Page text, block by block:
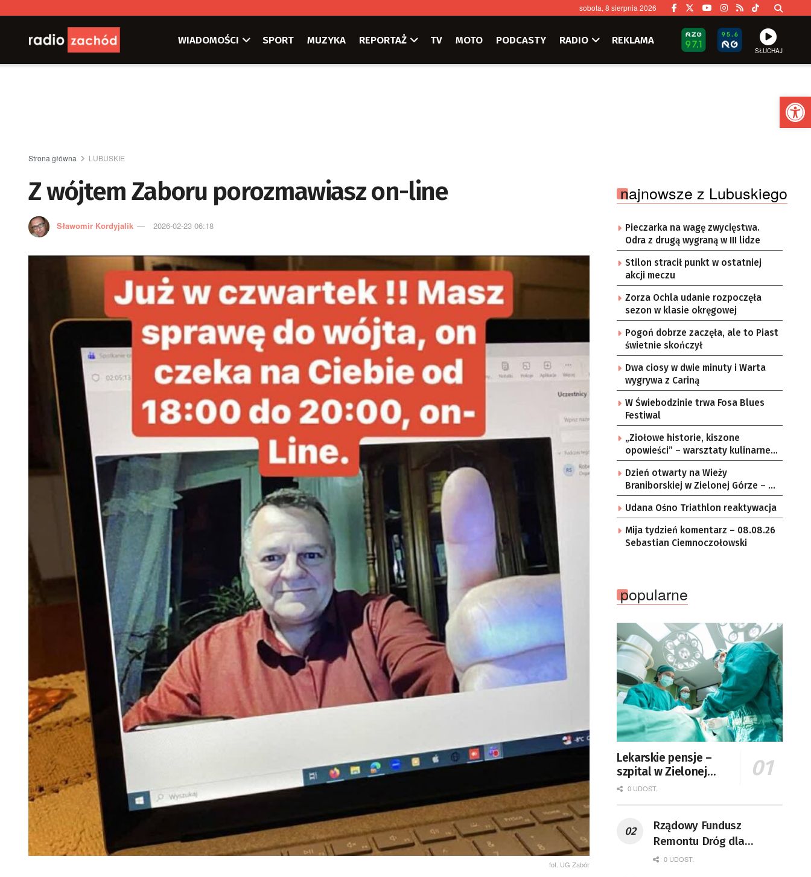
sobota, 8 sierpnia 2026
WIADOMOŚCI SPORT MUZYKA REPORTAŻ TV MOTO PODCASTY RADIO REKLAMA
SŁUCHAJ
Strona główna LUBUSKIE
Z wójtem Zaboru porozmawiasz on-line
Sławomir Kordyjalik 2026-02-23 06:18
fot. UG Zabór
najnowsze z Lubuskiego
Pieczarka na wagę zwycięstwa.
Odra z drugą wygraną w III lidze
Stilon stracił punkt w ostatniej
akcji meczu
Zorza Ochla udanie rozpoczęła
sezon w klasie okręgowej
Pogoń dobrze zaczęła, ale to Piast
świetnie skończył
Dwa ciosy w dwie minuty i Warta
wygrywa z Cariną
W Świebodzinie trwa Fosa Blues
Festiwal
„Ziołowe historie, kiszone
opowieści” – warsztaty kulinarne w
zielonogórskich sołectwach
Dzień otwarty na Wieży
Braniborskiej w Zielonej Górze – po
raz ostatni w tym roku
Udana Ośno Triathlon reaktywacja
Mija tydzień komentarz – 08.08.26
Sebastian Ciemnoczołowski
popularne
Lekarskie pensje –
szpital w Zielonej
Górze podaje dane
0 UDOST.
Rządowy Fundusz
Remontu Dróg dla
województwa lubuskiego
0 UDOST.